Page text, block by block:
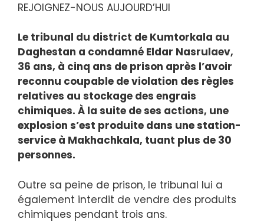
REJOIGNEZ-NOUS AUJOURD’HUI
Le tribunal du district de Kumtorkala au
Daghestan a condamné Eldar Nasrulaev,
36 ans, à cinq ans de prison après l’avoir
reconnu coupable de violation des règles
relatives au stockage des engrais
chimiques. À la suite de ses actions, une
explosion s’est produite dans une station-
service à Makhachkala, tuant plus de 30
personnes.
Outre sa peine de prison, le tribunal lui a
également interdit de vendre des produits
chimiques pendant trois ans.